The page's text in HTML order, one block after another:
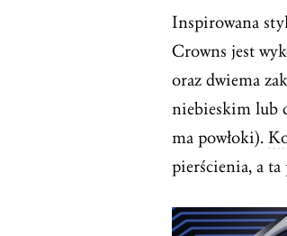
Inspirowana
Crowns jest
oraz dwiema
niebieskim lub
ma powłoki).
pierścienia, a ta